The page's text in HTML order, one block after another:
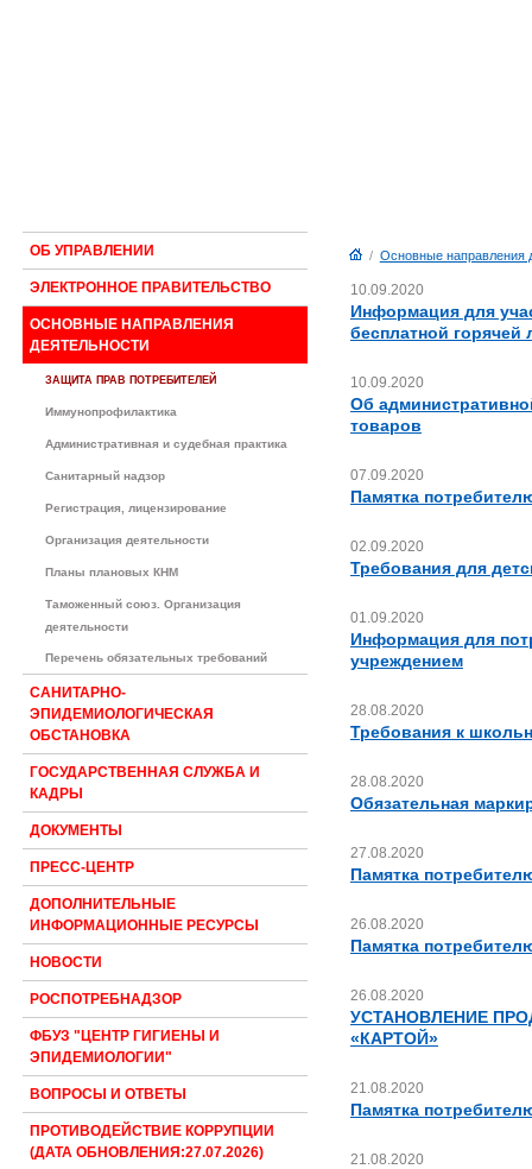
ОБ УПРАВЛЕНИИ
ЭЛЕКТРОННОЕ ПРАВИТЕЛЬСТВО
ОСНОВНЫЕ НАПРАВЛЕНИЯ
ДЕЯТЕЛЬНОСТИ
ЗАЩИТА ПРАВ ПОТРЕБИТЕЛЕЙ
Иммунопрофилактика
Административная и судебная практика
Санитарный надзор
Регистрация, лицензирование
Организация деятельности
Планы плановых КНМ
Таможенный союз. Организация
деятельности
Перечень обязательных требований
САНИТАРНО-
ЭПИДЕМИОЛОГИЧЕСКАЯ
ОБСТАНОВКА
ГОСУДАРСТВЕННАЯ СЛУЖБА И
КАДРЫ
ДОКУМЕНТЫ
ПРЕСС-ЦЕНТР
ДОПОЛНИТЕЛЬНЫЕ
ИНФОРМАЦИОННЫЕ РЕСУРСЫ
НОВОСТИ
РОСПОТРЕБНАДЗОР
ФБУЗ "ЦЕНТР ГИГИЕНЫ И
ЭПИДЕМИОЛОГИИ"
ВОПРОСЫ И ОТВЕТЫ
ПРОТИВОДЕЙСТВИЕ КОРРУПЦИИ
(ДАТА ОБНОВЛЕНИЯ:27.07.2026)
/ Основные направления
10.09.2020
Информация для
бесплатной
10.09.2020
Об
товаров
07.09.2020
Памятка
02.09.2020
Требования для
01.09.2020
Информация для
учреждением
28.08.2020
Требования к
28.08.2020
Обязательная
27.08.2020
Памятка
26.08.2020
Памятка
26.08.2020
УСТАНОВЛЕНИЕ
«КАРТОЙ»
21.08.2020
Памятка
21.08.2020